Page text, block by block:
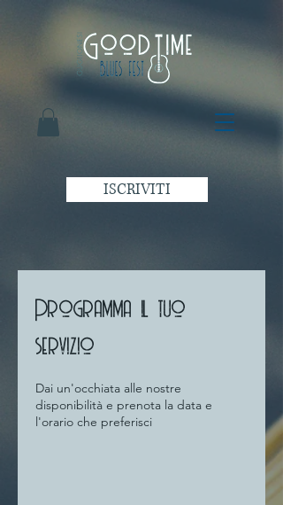
ISCRIVITI
Programma il tuo
servizio
Dai un'occhiata alle nostre
disponibilità e prenota la data e
l'orario che preferisci